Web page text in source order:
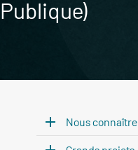
Publique)
Nous connaître